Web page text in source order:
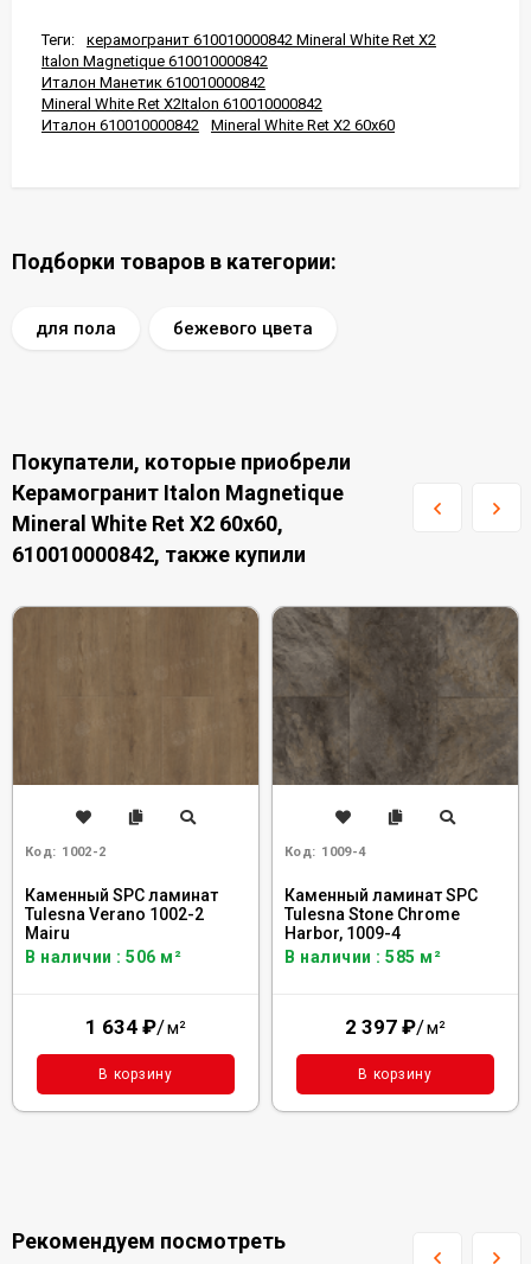
Теги:
керамогранит 610010000842 Mineral White Ret X2
Italon Magnetique 610010000842
Италон Манетик 610010000842
Mineral White Ret X2Italon 610010000842
Италон 610010000842
Mineral White Ret X2 60x60
Подборки товаров в категории:
для пола бежевого цвета
Покупатели, которые приобрели
Керамогранит Italon Magnetique
Mineral White Ret X2 60x60,
610010000842, также купили
Код: 1002-2
Каменный SPC ламинат
Tulesna Verano 1002-2
Mairu
В наличии : 506 м²
1 634 ₽/м²
В корзину
Код: 1009-4
Каменный ламинат SPC
Tulesna Stone Chrome
Harbor, 1009-4
В наличии : 585 м²
2 397 ₽/м²
В корзину
Рекомендуем посмотреть